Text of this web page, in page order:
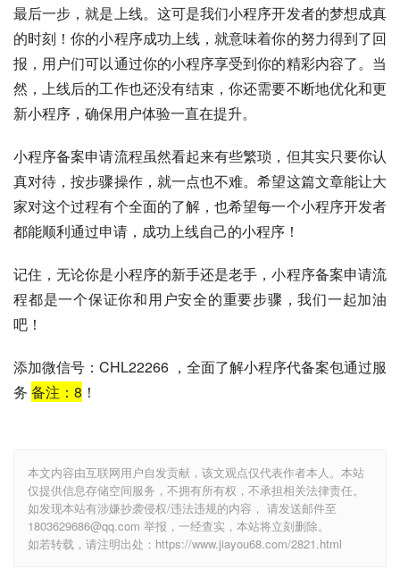
最后一步，就是上线。这可是我们小程序开发者的梦想成真
的时刻！你的小程序成功上线，就意味着你的努力得到了回
报，用户们可以通过你的小程序享受到你的精彩内容了。当
然，上线后的工作也还没有结束，你还需要不断地优化和更
新小程序，确保用户体验一直在提升。
小程序备案申请流程虽然看起来有些繁琐，但其实只要你认
真对待，按步骤操作，就一点也不难。希望这篇文章能让大
家对这个过程有个全面的了解，也希望每一个小程序开发者
都能顺利通过申请，成功上线自己的小程序！
记住，无论你是小程序的新手还是老手，小程序备案申请流
程都是一个保证你和用户安全的重要步骤，我们一起加油
吧！
添加微信号：CHL22266 ，全面了解小程序代备案包通过服
务 备注： 8 ！
本文内容由互联网用户自发贡献，该文观点仅代表作者本人。本站
仅提供信息存储空间服务，不拥有所有权，不承担相关法律责任。
如发现本站有涉嫌抄袭侵权/违法违规的内容， 请发送邮件至
1803629686@qq.com 举报，一经查实，本站将立刻删除。
如若转载，请注明出处：https://www.jiayou68.com/2821.html